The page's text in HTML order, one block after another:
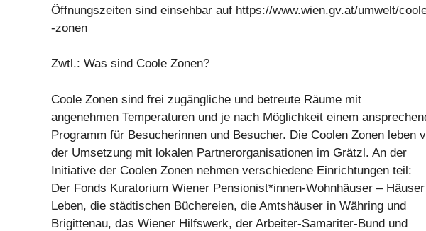
Öffnungszeiten sind einsehbar auf https://www.wien.gv.at/umwelt/
-zonen
Zwtl.: Was sind Coole Zonen?
Coole Zonen sind frei zugängliche und betreute Räume mit
angenehmen Temperaturen und je nach Möglichkeit einem
Programm für Besucherinnen und Besucher. Die Coolen Zonen leben
der Umsetzung mit lokalen Partnerorganisationen im Grätzl. An der
Initiative der Coolen Zonen nehmen verschiedene Einrichtungen teil:
Der Fonds Kuratorium Wiener Pensionist*innen-Wohnhäuser –
Leben, die städtischen Büchereien, die Amtshäuser in Währing und
Brigittenau, das Wiener Hilfswerk, der Arbeiter-Samariter-Bund und